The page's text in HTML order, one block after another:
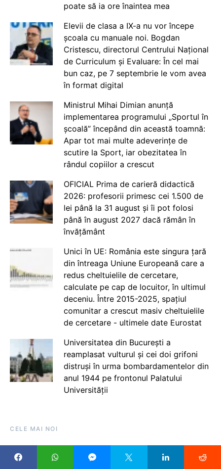
poate să ia ore înaintea mea
Elevii de clasa a IX-a nu vor începe
școala cu manuale noi. Bogdan
Cristescu, directorul Centrului Național
de Curriculum și Evaluare: În cel mai
bun caz, pe 7 septembrie le vom avea
în format digital
Ministrul Mihai Dimian anunță
implementarea programului „Sportul în
școală” începând din această toamnă:
Apar tot mai multe adeverințe de
scutire la Sport, iar obezitatea în
rândul copiilor a crescut
OFICIAL Prima de carieră didactică
2026: profesorii primesc cei 1.500 de
lei până la 31 august și îi pot folosi
până în august 2027 dacă rămân în
învățământ
Unici în UE: România este singura țară
din întreaga Uniune Europeană care a
redus cheltuielile de cercetare,
calculate pe cap de locuitor, în ultimul
deceniu. Între 2015-2025, spațiul
comunitar a crescut masiv cheltuielile
de cercetare - ultimele date Eurostat
Universitatea din București a
reamplasat vulturul și cei doi grifoni
distruși în urma bombardamentelor din
anul 1944 pe frontonul Palatului
Universității
CELE MAI NOI
Comisia Europeană pentru noiembrie. „Cum facem